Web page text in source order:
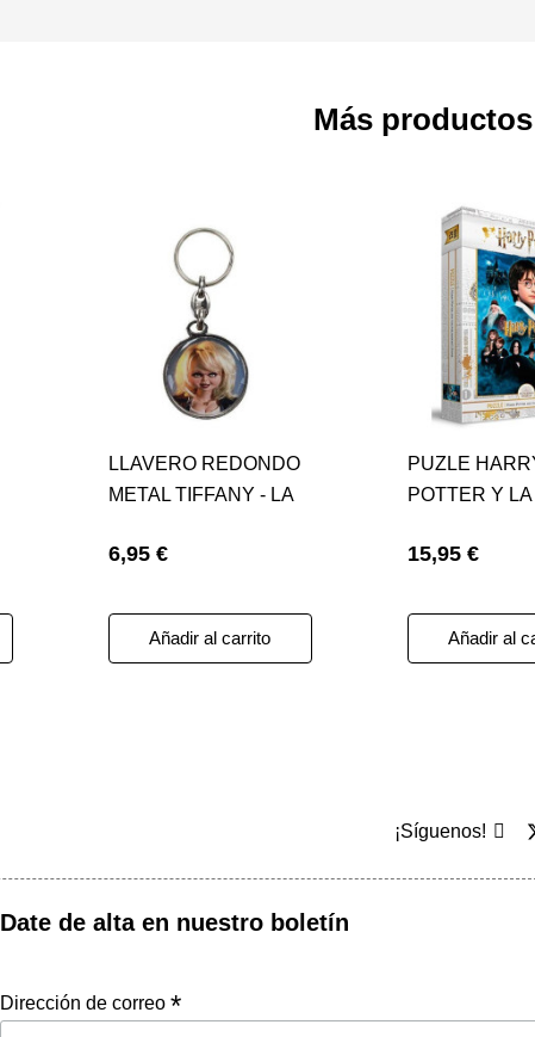
Más
LLAVERO REDONDO
METAL TIFFANY - LA
6,95 €
Añadir al carrito
PUZLE
POTTER Y
HARRY
15,95 €
Añadir al
¡Síguenos!
Date de alta en nuestro boletín
Dirección de correo *